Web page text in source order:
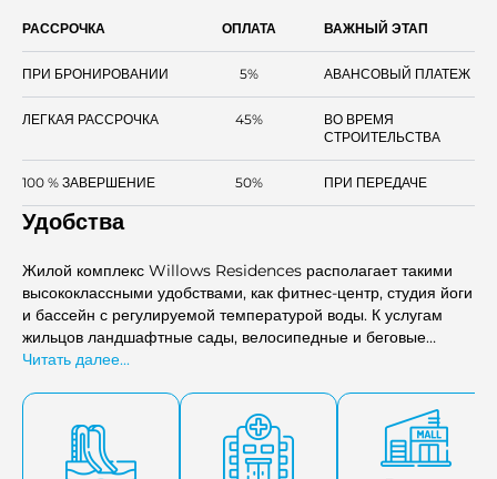
РАССРОЧКА ОПЛАТА ВАЖНЫЙ ЭТАП
ПРИ БРОНИРОВАНИИ 5% АВАНСОВЫЙ ПЛАТЕЖ
ЛЕГКАЯ РАССРОЧКА 45%
ВО ВРЕМЯ
СТРОИТЕЛЬСТВА
100 % ЗАВЕРШЕНИЕ 50% ПРИ ПЕРЕДАЧЕ
Удобства
Жилой комплекс Willows Residences располагает такими
высококлассными удобствами, как фитнес-центр, студия йоги
и бассейн с регулируемой температурой воды. К услугам
жильцов ландшафтные сады, велосипедные и беговые
дорожки, а также детская игровая площадка. Кроме того, на
многофункциональный зал и охраняемая подземная
парковка, что гарантирует всем жильцам комфорт и
возможность отдохнуть.
Читать далее...